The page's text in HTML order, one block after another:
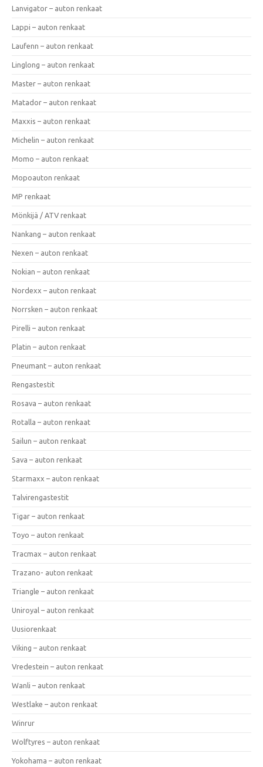
Lanvigator – auton renkaat
Lappi – auton renkaat
Laufenn – auton renkaat
Linglong – auton renkaat
Master – auton renkaat
Matador – auton renkaat
Maxxis – auton renkaat
Michelin – auton renkaat
Momo – auton renkaat
Mopoauton renkaat
MP renkaat
Mönkijä / ATV renkaat
Nankang – auton renkaat
Nexen – auton renkaat
Nokian – auton renkaat
Nordexx – auton renkaat
Norrsken – auton renkaat
Pirelli – auton renkaat
Platin – auton renkaat
Pneumant – auton renkaat
Rengastestit
Rosava – auton renkaat
Rotalla – auton renkaat
Sailun – auton renkaat
Sava – auton renkaat
Starmaxx – auton renkaat
Talvirengastestit
Tigar – auton renkaat
Toyo – auton renkaat
Tracmax – auton renkaat
Trazano- auton renkaat
Triangle – auton renkaat
Uniroyal – auton renkaat
Uusiorenkaat
Viking – auton renkaat
Vredestein – auton renkaat
Wanli – auton renkaat
Westlake – auton renkaat
Winrur
Wolftyres – auton renkaat
Yokohama – auton renkaat